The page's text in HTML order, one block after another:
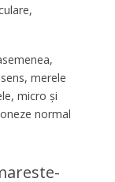
merele
micro și
normal